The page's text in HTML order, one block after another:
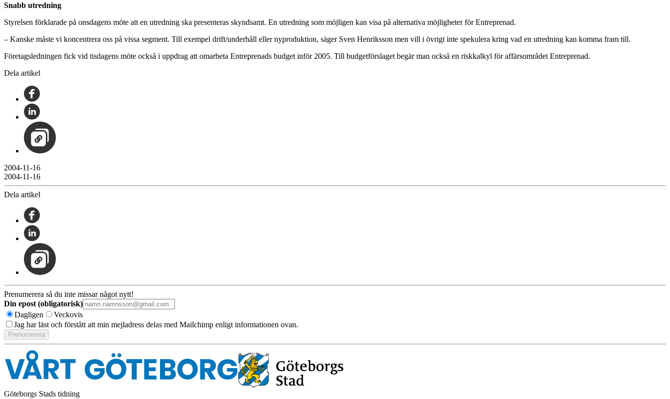
Snabb utredning
Styrelsen förklarade på onsdagens möte att en utredning ska presenteras skyndsamt. En utredning som möjligen kan visa på alternativa möjligheter för Entreprenad.
– Kanske måste vi koncentrera oss på vissa segment. Till exempel drift/underhåll eller nyproduktion, säger Sven Henriksson men vill i övrigt inte spekulera kring vad en utredning kan komma fram till.
Företagsledningen fick vid tisdagens möte också i uppdrag att omarbeta Entreprenads budget inför 2005. Till budgetförslaget begär man också en riskkalkyl för affärsområdet Entreprenad.
Dela artikel
2004-11-16
2004-11-16
Dela artikel
Prenumerera så du inte missar något nytt!
Din epost (obligatorisk)
Dagligen
Veckovis
Jag har läst och förstått att min mejladress delas med Mailchimp enligt informationen ovan.
Göteborgs Stads tidning